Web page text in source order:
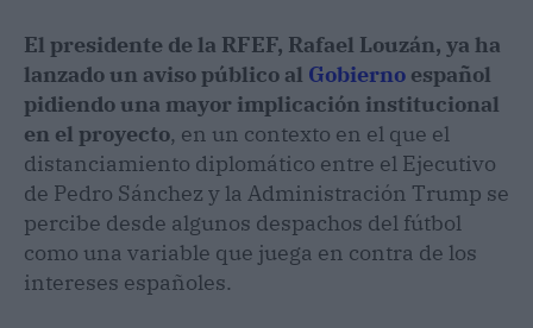
El presidente de la RFEF, Rafael Louzán, ya ha
lanzado un aviso público al Gobierno español
pidiendo una mayor implicación institucional
en el proyecto, en un contexto en el que el
distanciamiento diplomático entre el Ejecutivo
de Pedro Sánchez y la Administración Trump se
percibe desde algunos despachos del fútbol
como una variable que juega en contra de los
intereses españoles.